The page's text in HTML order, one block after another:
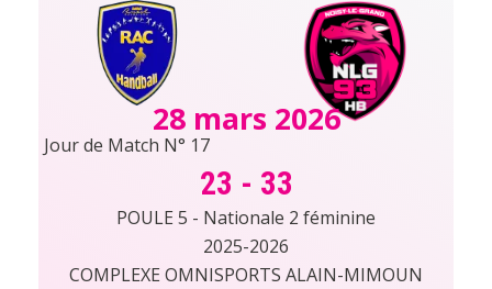
28 mars 2026
Jour de Match N° 17
23 - 33
POULE 5 - Nationale 2 féminine
2025-2026
COMPLEXE OMNISPORTS ALAIN-MIMOUN